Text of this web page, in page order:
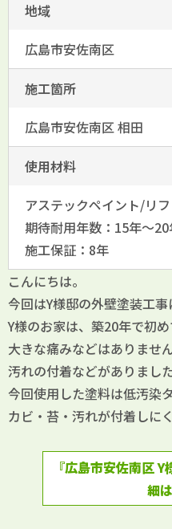
地域
広島市安佐南区
施工箇所
広島市安佐南区 相田
使用材料
アステックペイント/リ
期待耐用年数：15年～
施工保証：8年
こんにちは。
今回はY様邸の外壁塗装工事
Y様のお家は、築20年で初
大きな痛みなどはありませ
汚れの付着などがありました
今回使用した塗料は低汚染
カビ・苔・汚れが付着しに
『広島市安佐南区
細